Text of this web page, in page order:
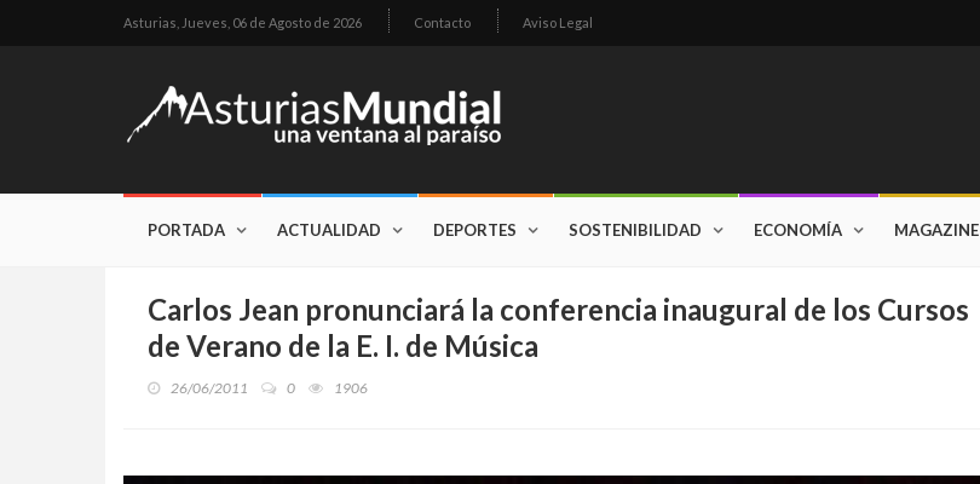
Asturias, Jueves, 06 de Agosto de 2026 Contacto Aviso Legal
PORTADA ACTUALIDAD DEPORTES SOSTENIBILIDAD ECONOMÍA MAGAZINE
Carlos Jean pronunciará la conferencia inaugural de los Cursos
de Verano de la E. I. de Música
26/06/2011 0 1906